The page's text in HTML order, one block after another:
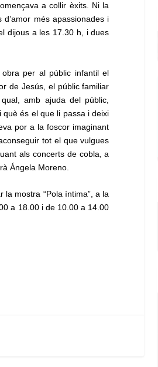
a collir èxits. Ni la
més apassionades i
dijous a les 17.30 h, i dues
per al públic infantil el
de Jesús, el públic familiar
amb ajuda del públic,
és el que li passa i deixi
por a la foscor imaginant
tot el que vulgues
als concerts de cobla, a
Ángela Moreno.
la mostra “Pola íntima”, a la
a 18.00 i de 10.00 a 14.00